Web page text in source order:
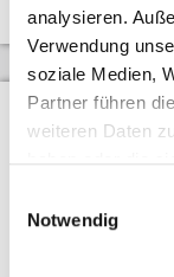
analysieren.
Verwendung
soziale Medien,
Partner führen
weiteren Daten
Notwendig
Über den
Sarah